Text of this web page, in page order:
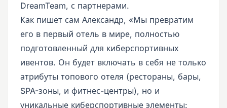
DreamTeam, с партнерами.
Как пишет сам Александр, «Мы превратим
его в первый отель в мире, полностью
подготовленный для киберспортивных
ивентов. Он будет включать в себя не только
атрибуты топового отеля (рестораны, бары,
SPA-зоны, и фитнес-центры), но и
уникальные киберспортивные элементы: